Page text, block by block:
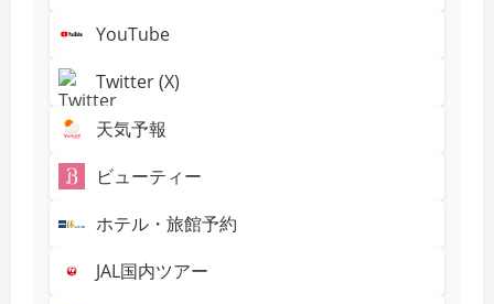
YouTube
Twitter (X)
天気予報
ビューティー
ホテル・旅館予約
JAL国内ツアー